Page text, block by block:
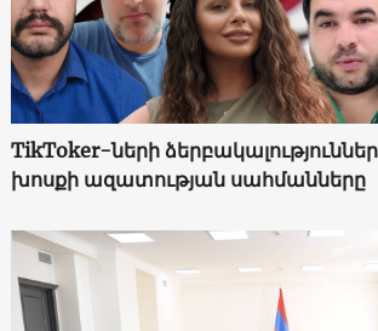
TikToker-ների
խոսքի ազատության սահմանները